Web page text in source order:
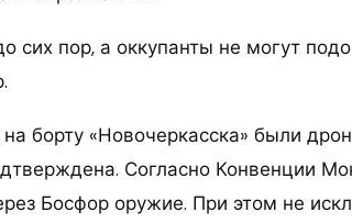
сих пор, а оккупанты не могут
борту «Новочеркасска» были
Согласно Конвенции
Босфор оружие. При этом не